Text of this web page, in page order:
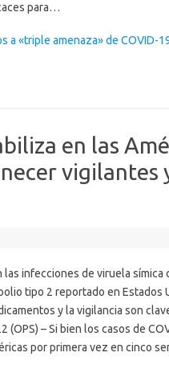
para…
a «triple amenaza» de COVID-
en las
vigilantes
las infecciones de viruela símica
tipo 2 reportado en Estados
y la vigilancia son
(OPS) – Si bien los casos de
por primera vez en cinco